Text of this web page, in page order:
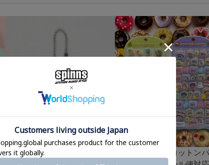
『ドコムス×SPINNS』 PVC
≪たまごっち≫コットン